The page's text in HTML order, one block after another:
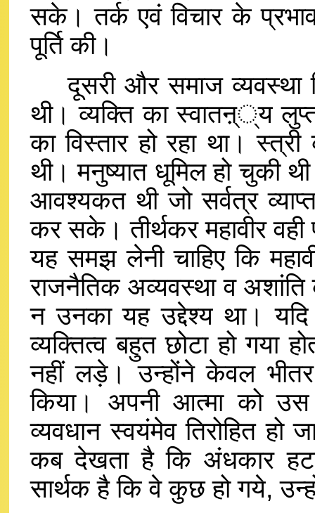
सके। तर्क एवं विचार के
पूर्ति की।
दूसरी और समाज व्यवस्था
थी। व्यक्ति का स्वातऩ््य लुप्त
का विस्तार हो रहा था।
थी। मनुष्यात धूमिल हो चुकी
आवश्यकत थी जो सर्वत्र
कर सके। तीर्थकर महावीर
यह समझ लेनी चाहिए कि
राजनैतिक अव्यवस्था व
न उनका यह उद्देश्य था। यदि
व्यक्तित्व बहुत छोटा हो गया
नहीं लड़े। उन्होंने केवल
किया। अपनी आत्मा को उस
व्यवधान स्वयंमेव तिरोहित
कब देखता है कि अंधकार हटा
सार्थक है कि वे कुछ हो गये,